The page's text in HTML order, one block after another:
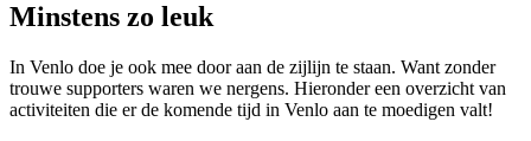
Minstens zo leuk
In Venlo doe je ook mee door aan de zijlijn te staan. Want zonder
trouwe supporters waren we nergens. Hieronder een overzicht van
activiteiten die er de komende tijd in Venlo aan te moedigen valt!